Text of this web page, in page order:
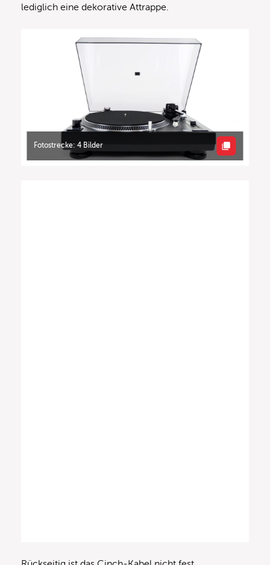
lediglich eine dekorative Attrappe.
Fotostrecke: 4 Bilder